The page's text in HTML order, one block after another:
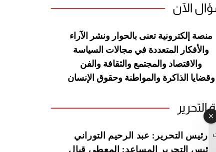
الآن
منصة إلكترونية تعنى بالحوار ونشر
الآراء
والأفكار المتعددة في مجالات السياسة
والاقتصاد والمجتمع والثقافة والفن
وقضايا الذاكرة والمواطنة وحقوق الإنسان
التحرير
رئيس التحرير: عبد الرحيم التوراني
رئيس التحرير المساعد: المعطي قبال